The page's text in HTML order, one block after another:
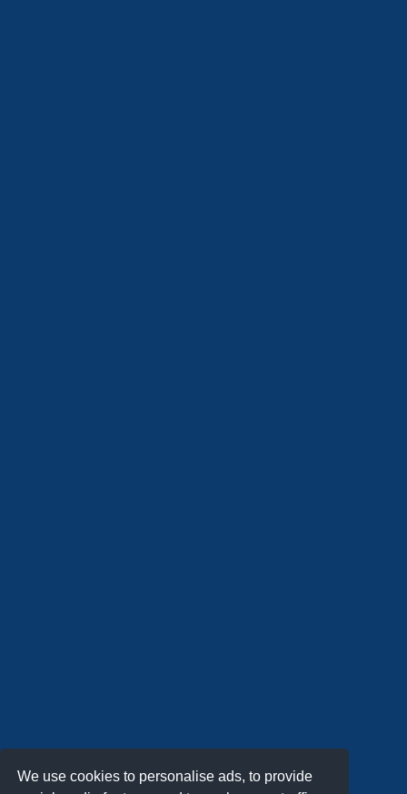
We use cookies to personalise ads, to provide